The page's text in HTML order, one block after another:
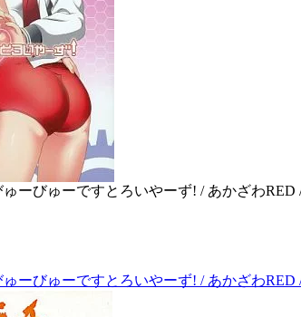
ーびゅーですとろいやーず! / あかざわ
ーびゅーですとろいやーず! / あかざわ